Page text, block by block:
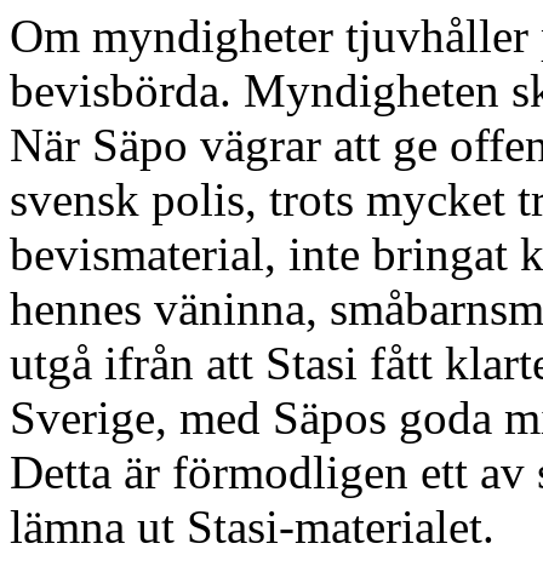
Om myndigheter tjuvhåller
bevisbörda. Myndigheten
När Säpo vägrar att ge
svensk polis, trots mycket
bevismaterial, inte bringat
hennes väninna,
utgå ifrån att Stasi fått
Sverige, med Säpos goda
Detta är förmodligen ett
lämna ut Stasi-materialet.